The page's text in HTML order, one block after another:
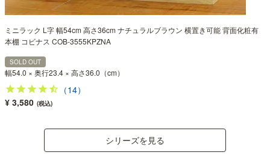
ミニラック L字 幅54cm 高さ36cm ナチュラルブラウン 横置き可能 背面化粧有
本棚 コビナス COB-3555KPZNA
SOLD OUT
幅54.0 × 奥行23.4 × 高さ36.0（cm）
（14）
¥ 3,580 (税込)
シリーズを見る